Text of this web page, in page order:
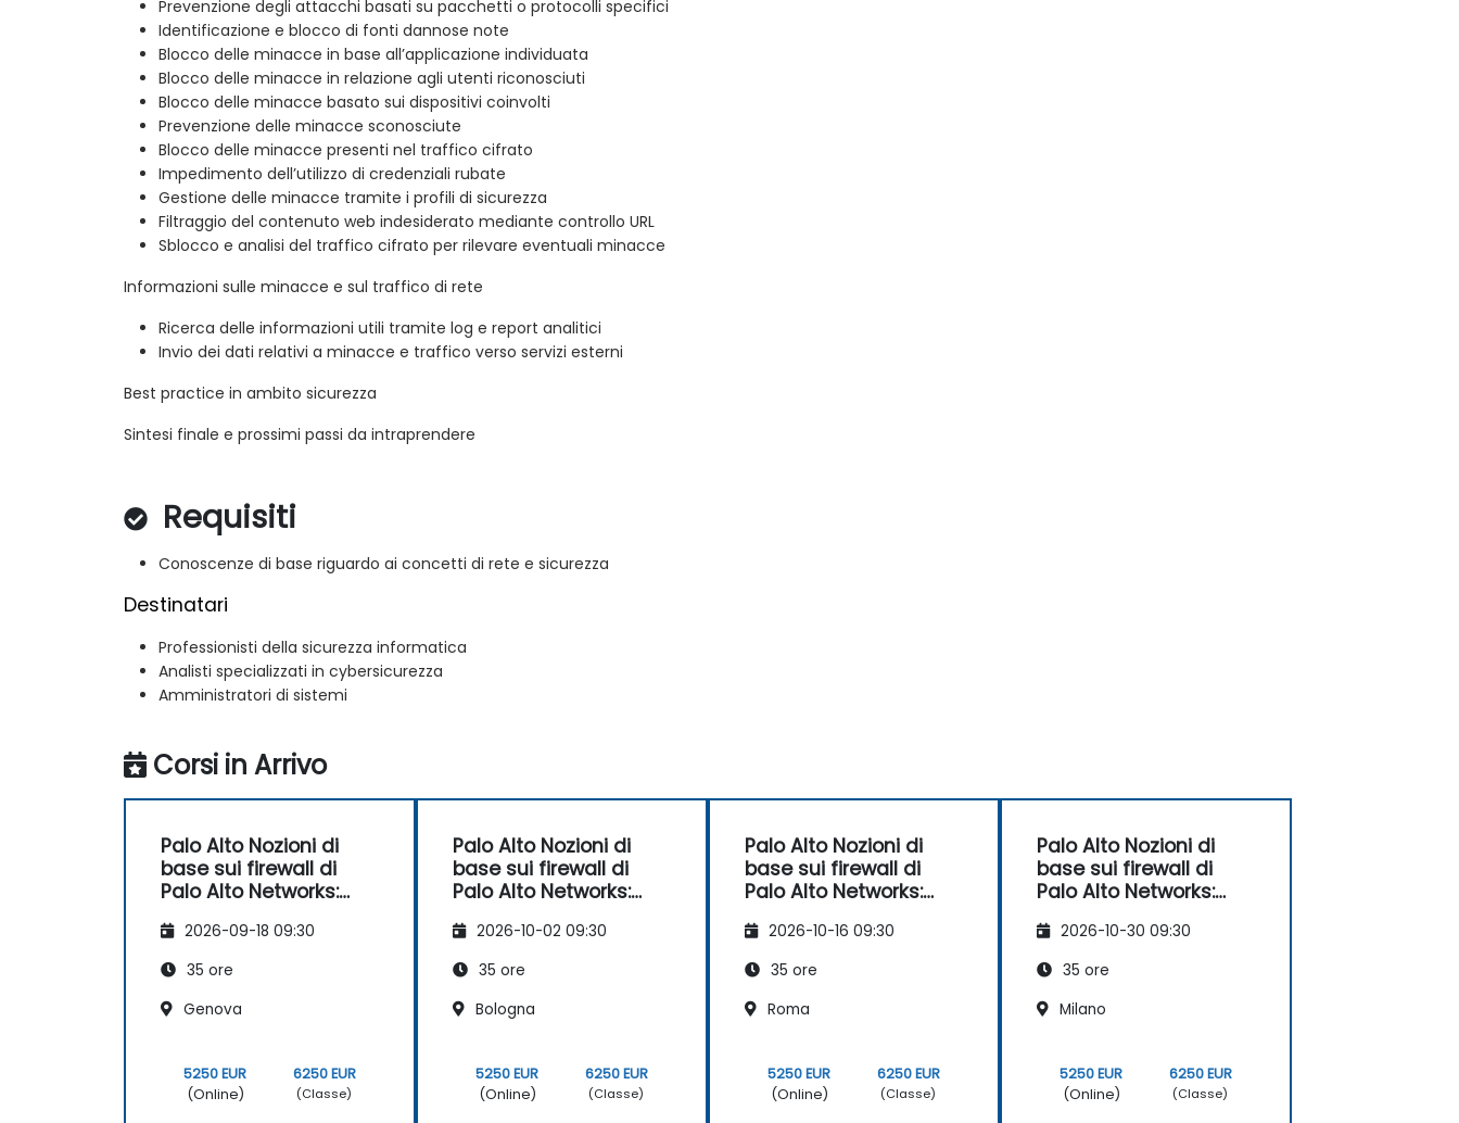
Prevenzione degli attacchi basati su pacchetti o protocolli specifici
Identificazione e blocco di fonti dannose note
Blocco delle minacce in base all’applicazione individuata
Blocco delle minacce in relazione agli utenti riconosciuti
Blocco delle minacce basato sui dispositivi coinvolti
Prevenzione delle minacce sconosciute
Blocco delle minacce presenti nel traffico cifrato
Impedimento dell’utilizzo di credenziali rubate
Gestione delle minacce tramite i profili di sicurezza
Filtraggio del contenuto web indesiderato mediante controllo URL
Sblocco e analisi del traffico cifrato per rilevare eventuali minacce
Informazioni sulle minacce e sul traffico di rete
Ricerca delle informazioni utili tramite log e report analitici
Invio dei dati relativi a minacce e traffico verso servizi esterni
Best practice in ambito sicurezza
Sintesi finale e prossimi passi da intraprendere
Requisiti
Conoscenze di base riguardo ai concetti di rete e sicurezza
Destinatari
Professionisti della sicurezza informatica
Analisti specializzati in cybersicurezza
Amministratori di sistemi
Corsi in Arrivo
Palo Alto Nozioni di
base sui firewall di
Palo Alto Networks:
gestione
2026-09-18 09:30
35 ore
Genova
5250 EUR
(Online)
6250 EUR
(Classe)
Palo Alto Nozioni di
base sui firewall di
Palo Alto Networks:
gestione
2026-10-02 09:30
35 ore
Bologna
5250 EUR
(Online)
6250 EUR
(Classe)
Palo Alto Nozioni di
base sui firewall di
Palo Alto Networks:
gestione
2026-10-16 09:30
35 ore
Roma
5250 EUR
(Online)
6250 EUR
(Classe)
Palo Alto Nozioni di
base sui firewall di
Palo Alto Networks:
gestione
2026-10-30 09:30
35 ore
Milano
5250 EUR
(Online)
6250 EUR
(Classe)